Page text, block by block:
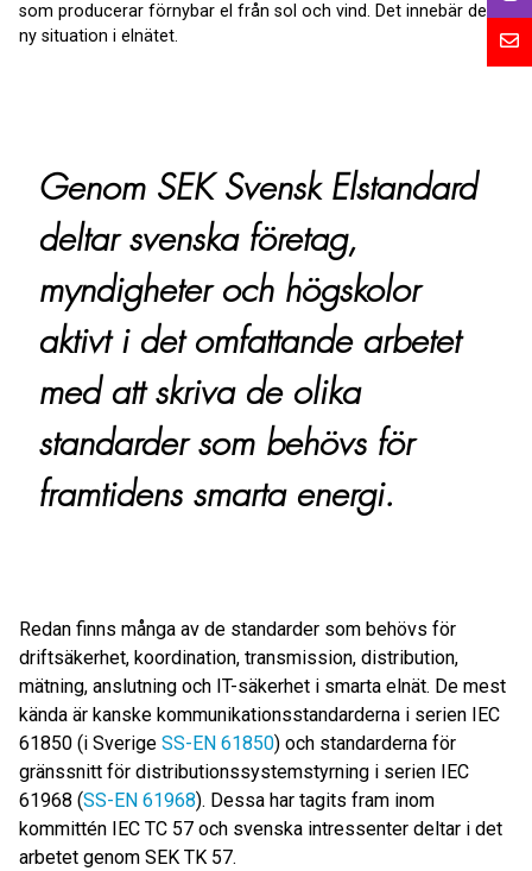
som producerar förnybar el från sol och vind. Det innebär det
ny situation i elnätet.
Genom SEK Svensk Elstandard
deltar svenska företag,
myndigheter och högskolor
aktivt i det omfattande arbetet
med att skriva de olika
standarder som behövs för
framtidens smarta energi.
Redan finns många av de standarder som behövs för
driftsäkerhet, koordination, transmission, distribution,
mätning, anslutning och IT-säkerhet i smarta elnät. De mest
kända är kanske kommunikationsstandarderna i serien IEC
61850 (i Sverige SS-EN 61850) och standarderna för
gränssnitt för distributionssystemstyrning i serien IEC
61968 (SS-EN 61968). Dessa har tagits fram inom
kommittén IEC TC 57 och svenska intressenter deltar i det
arbetet genom SEK TK 57.